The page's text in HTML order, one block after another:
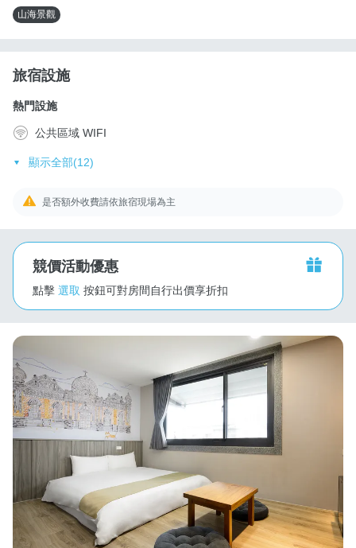
山海景觀
旅宿設施
熱門設施
公共區域 WIFI
顯示全部(12)
是否額外收費請依旅宿現場為主
競價活動優惠
點擊 選取 按鈕可對房間自行出價享折扣